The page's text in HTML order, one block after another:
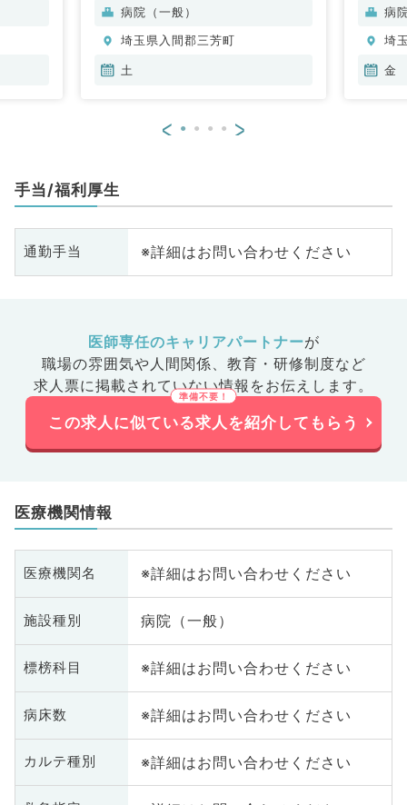
病院（一般）
埼玉県入間郡三芳町
土
病
埼
金
< >
手当/福利厚生
通勤手当 ※詳細はお問い合わせください
医師専任のキャリアパートナーが
職場の雰囲気や人間関係、 教育・研修制度など
求人票に掲載されていない情報をお伝えします。
この求人に似ている求人を紹介してもらう
医療機関情報
医療機関名 ※詳細はお問い合わせください
施設種別 病院（一般）
標榜科目 ※詳細はお問い合わせください
病床数 ※詳細はお問い合わせください
カルテ種別 ※詳細はお問い合わせください